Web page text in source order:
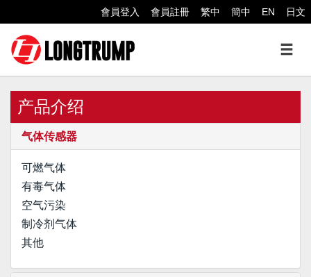
會員登入 會員註冊 繁中 簡中 EN 日文
产品介绍
气体传感器
可燃气体
有毒气体
空气污染
制冷剂气体
其他